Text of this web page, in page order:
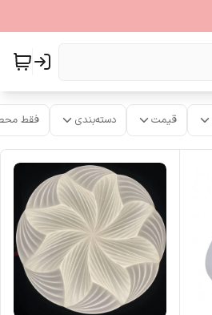
قیمت دسته‌بندی فقط